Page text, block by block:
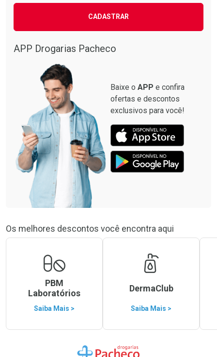
CADASTRAR
APP Drogarias Pacheco
Baixe o APP e confira
ofertas e descontos
exclusivos para você!
Os melhores descontos você encontra aqui
PBM
Laboratórios
Saiba Mais >
DermaClub
Saiba Mais >
Ir para a Home